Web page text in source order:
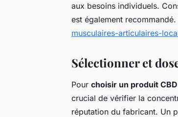
aux besoins individuels.
est également
musculaires-articulaires-
Sélectionner et
Pour choisir un produit
crucial de vérifier la
réputation du fabricant. Un